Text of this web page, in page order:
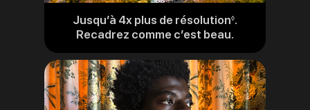
Jusqu’à 4x plus de résolution◊.
mentions
légales
Recadrez comme c’est beau.